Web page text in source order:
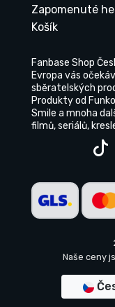
Zapomenuté
Košík
Fanbase Shop
Evropa vás
sběratelských
Produkty od
Smile a mnoha
filmů, seriálů,
Naše ceny